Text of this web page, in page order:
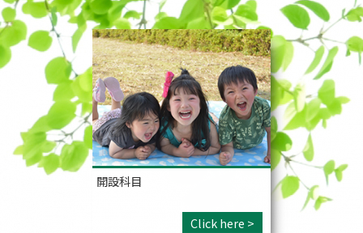
開設科目
Click here >